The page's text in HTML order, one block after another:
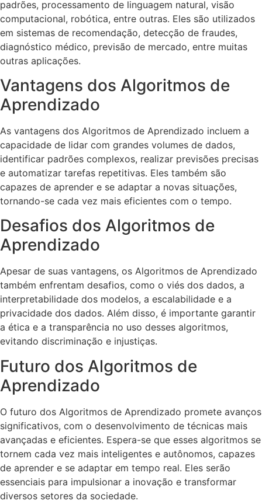
padrões, processamento de linguagem natural, visão
computacional, robótica, entre outras. Eles são utilizados
em sistemas de recomendação, detecção de fraudes,
diagnóstico médico, previsão de mercado, entre muitas
outras aplicações.
Vantagens dos Algoritmos de
Aprendizado
As vantagens dos Algoritmos de Aprendizado incluem a
capacidade de lidar com grandes volumes de dados,
identificar padrões complexos, realizar previsões precisas
e automatizar tarefas repetitivas. Eles também são
capazes de aprender e se adaptar a novas situações,
tornando-se cada vez mais eficientes com o tempo.
Desafios dos Algoritmos de
Aprendizado
Apesar de suas vantagens, os Algoritmos de Aprendizado
também enfrentam desafios, como o viés dos dados, a
interpretabilidade dos modelos, a escalabilidade e a
privacidade dos dados. Além disso, é importante garantir
a ética e a transparência no uso desses algoritmos,
evitando discriminação e injustiças.
Futuro dos Algoritmos de
Aprendizado
O futuro dos Algoritmos de Aprendizado promete avanços
significativos, com o desenvolvimento de técnicas mais
avançadas e eficientes. Espera-se que esses algoritmos se
tornem cada vez mais inteligentes e autônomos, capazes
de aprender e se adaptar em tempo real. Eles serão
essenciais para impulsionar a inovação e transformar
diversos setores da sociedade.